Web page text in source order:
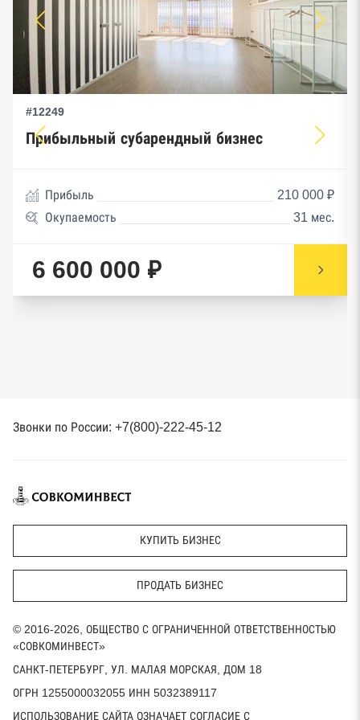
#12249
Прибыльный субарендный бизнес
Прибыль
210 000 ₽
Окупаемость
31 мес.
6 600 000 ₽
Звонки по России: +7(800)-222-45-12
КУПИТЬ БИЗНЕС
ПРОДАТЬ БИЗНЕС
© 2016-2026, ОБЩЕСТВО С ОГРАНИЧЕННОЙ ОТВЕТСТВЕННОСТЬЮ
«СОВКОМИНВЕСТ»
САНКТ-ПЕТЕРБУРГ, УЛ. МАЛАЯ МОРСКАЯ, ДОМ 18
ОГРН 1255000032055 ИНН 5032389117
ИСПОЛЬЗОВАНИЕ САЙТА ОЗНАЧАЕТ СОГЛАСИЕ С